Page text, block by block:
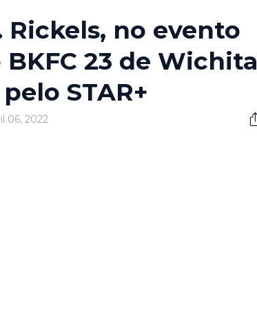
Rickels, no evento
23 de Wichita
STAR+
06, 2022